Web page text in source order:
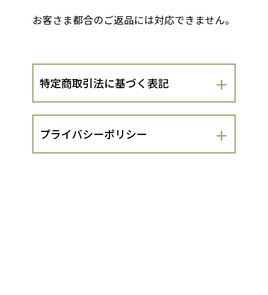
お客さま都合のご返品には対応できません。
特定商取引法に基づく表記
会社名
プライバシーポリシー